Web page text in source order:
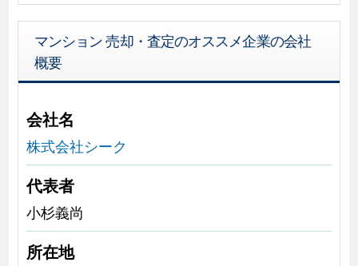
マンション 売却・査定のオススメ企業の会社
概要
会社名
株式会社シーク
代表者
小杉義尚
所在地